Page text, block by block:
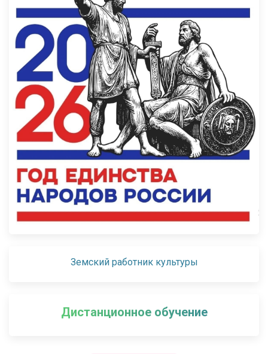
Земский работник культуры
Дистанционное обучение